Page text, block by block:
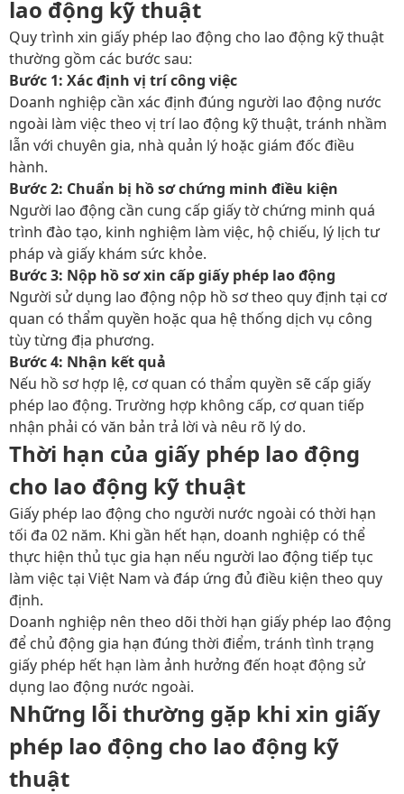
lao động kỹ thuật
Quy trình xin giấy phép lao động cho lao động kỹ thuật
thường gồm các bước sau:
Bước 1: Xác định vị trí công việc
Doanh nghiệp cần xác định đúng người lao động nước
ngoài làm việc theo vị trí lao động kỹ thuật, tránh nhầm
lẫn với chuyên gia, nhà quản lý hoặc giám đốc điều
hành.
Bước 2: Chuẩn bị hồ sơ chứng minh điều kiện
Người lao động cần cung cấp giấy tờ chứng minh quá
trình đào tạo, kinh nghiệm làm việc, hộ chiếu, lý lịch tư
pháp và giấy khám sức khỏe.
Bước 3: Nộp hồ sơ xin cấp giấy phép lao động
Người sử dụng lao động nộp hồ sơ theo quy định tại cơ
quan có thẩm quyền hoặc qua hệ thống dịch vụ công
tùy từng địa phương.
Bước 4: Nhận kết quả
Nếu hồ sơ hợp lệ, cơ quan có thẩm quyền sẽ cấp giấy
phép lao động. Trường hợp không cấp, cơ quan tiếp
nhận phải có văn bản trả lời và nêu rõ lý do.
Thời hạn của giấy phép lao động
cho lao động kỹ thuật
Giấy phép lao động cho người nước ngoài có thời hạn
tối đa 02 năm. Khi gần hết hạn, doanh nghiệp có thể
thực hiện thủ tục gia hạn nếu người lao động tiếp tục
làm việc tại Việt Nam và đáp ứng đủ điều kiện theo quy
định.
Doanh nghiệp nên theo dõi thời hạn giấy phép lao động
để chủ động gia hạn đúng thời điểm, tránh tình trạng
giấy phép hết hạn làm ảnh hưởng đến hoạt động sử
dụng lao động nước ngoài.
Những lỗi thường gặp khi xin giấy
phép lao động cho lao động kỹ
thuật